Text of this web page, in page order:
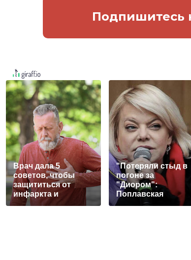
Подпишитесь
Врач дала 5
советов, чтобы
защититься от
инфаркта и
инсульта летом
"Потеряли стыд в
погоне за
"Диором":
Поплавская
вмазала семейке